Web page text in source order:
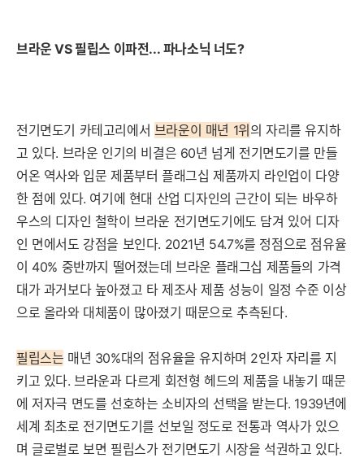
브라운 VS 필립스 이파전... 파나소닉 너도?
전기면도기 카테고리에서 브라운이 매년 1위 의 자리를 유지하
고 있다. 브라운 인기의 비결은 60년 넘게 전기면도기를 만들
어온 역사와 입문 제품부터 플래그십 제품까지 라인업이 다양
한 점에 있다. 여기에 현대 산업 디자인의 근간이 되는 바우하
우스의 디자인 철학이 브라운 전기면도기에도 담겨 있어 디자
인 면에서도 강점을 보인다. 2021년 54.7%를 정점으로 점유율
이 40% 중반까지 떨어졌는데 브라운 플래그십 제품들의 가격
대가 과거보다 높아졌고 타 제조사 제품 성능이 일정 수준 이상
으로 올라와 대체품이 많아졌기 때문으로 추측된다.
필립스는 매년 30%대의 점유율을 유지하며 2인자 자리를 지
키고 있다. 브라운과 다르게 회전형 헤드의 제품을 내놓기 때문
에 저자극 면도를 선호하는 소비자의 선택을 받는다. 1939년에
세계 최초로 전기면도기를 선보일 정도로 전통과 역사가 있으
며 글로벌로 보면 필립스가 전기면도기 시장을 석권하고 있다.